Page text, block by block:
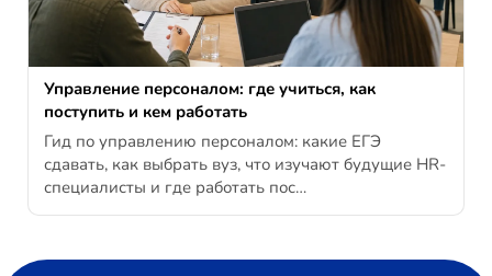
Управление персоналом: где учиться, как
поступить и кем работать
Гид по управлению персоналом: какие ЕГЭ
сдавать, как выбрать вуз, что изучают будущие HR-
специалисты и где работать пос…